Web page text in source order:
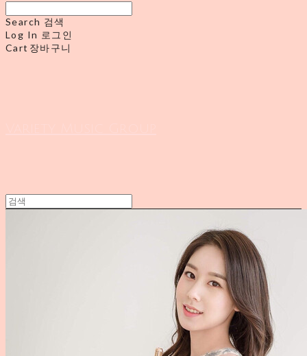
Search 검색
Log In 로그인
Cart 장바구니